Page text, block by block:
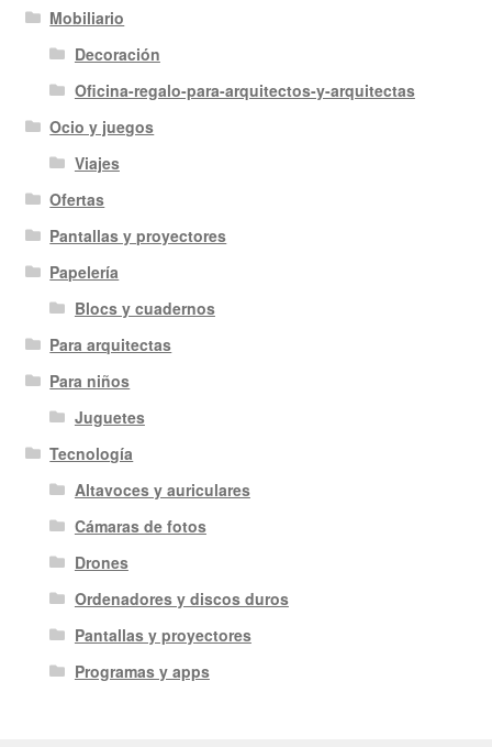
Mobiliario
Decoración
Oficina-regalo-para-arquitectos-y-arquitectas
Ocio y juegos
Viajes
Ofertas
Pantallas y proyectores
Papelería
Blocs y cuadernos
Para arquitectas
Para niños
Juguetes
Tecnología
Altavoces y auriculares
Cámaras de fotos
Drones
Ordenadores y discos duros
Pantallas y proyectores
Programas y apps